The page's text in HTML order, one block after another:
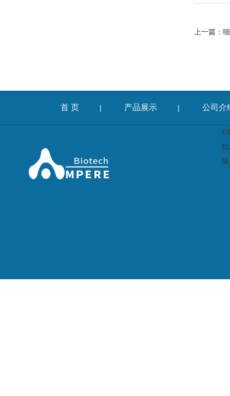
上一篇：
首 页 | 产品展示 | 公司介
陆